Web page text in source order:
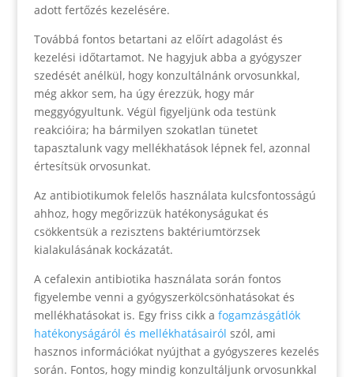
adott fertőzés kezelésére.
Továbbá fontos betartani az előírt adagolást és
kezelési időtartamot. Ne hagyjuk abba a gyógyszer
szedését anélkül, hogy konzultálnánk orvosunkkal,
még akkor sem, ha úgy érezzük, hogy már
meggyógyultunk. Végül figyeljünk oda testünk
reakcióira; ha bármilyen szokatlan tünetet
tapasztalunk vagy mellékhatások lépnek fel, azonnal
értesítsük orvosunkat.
Az antibiotikumok felelős használata kulcsfontosságú
ahhoz, hogy megőrizzük hatékonyságukat és
csökkentsük a rezisztens baktériumtörzsek
kialakulásának kockázatát.
A cefalexin antibiotika használata során fontos
figyelembe venni a gyógyszerkölcsönhatásokat és
mellékhatásokat is. Egy friss cikk a fogamzásgátlók
hatékonyságáról és mellékhatásairól szól, ami
hasznos információkat nyújthat a gyógyszeres kezelés
során. Fontos, hogy mindig konzultáljunk orvosunkkal